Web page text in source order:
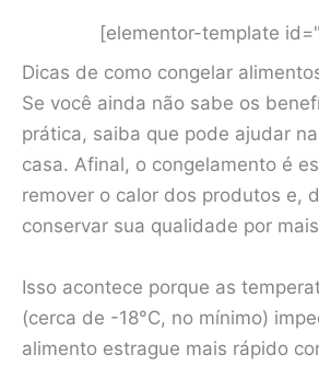
[elementor-template
Dicas de como congelar
Se você ainda não sabe os
prática, saiba que pode ajudar
casa. Afinal, o congelamento é
remover o calor dos produtos e,
conservar sua qualidade por
Isso acontece porque as
(cerca de -18°C, no mínimo)
alimento estrague mais rápido